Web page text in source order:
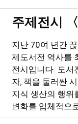
주제전시
지난 70여 년간
제도서전 역사를
전시입니다. 도서
자, 책을 둘러싼
지식 생산의 행위
변화를 입체적으